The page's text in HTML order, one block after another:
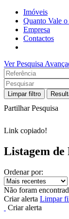
Imóveis
Quanto Vale
Empresa
Contactos
Ver Pesquisa
Limpar filtro
Partilhar Pesquisa
Link copiado!
Listagem de
Ordenar por:
Não foram
Criar alerta Limpar
Criar alerta